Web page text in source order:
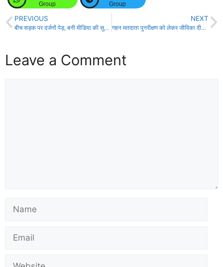
Group Group
PREVIOUS
बीच सड़क पर दर्जनों पेड़, बनी मीडिया की सुर्खियां, खतरे से बचाव में जुटी प्रशासन!
NEXT
गहन मतदाता पुनरीक्षण को लेकर जीविका दीदियाँ घर-घर चलाएंगी जागरूकता अभियान!
Leave a Comment